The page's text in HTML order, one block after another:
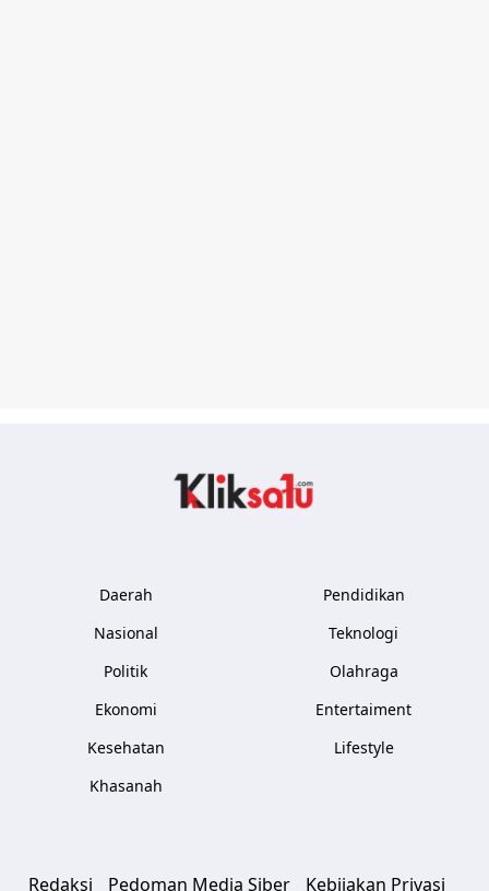
Daerah
Nasional
Politik
Ekonomi
Kesehatan
Khasanah
Pendidikan
Teknologi
Olahraga
Entertaiment
Lifestyle
Redaksi Pedoman Media Siber Kebijakan Privasi